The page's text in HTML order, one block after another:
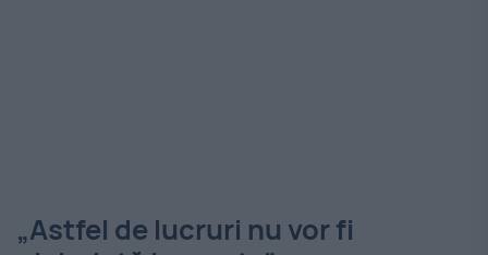
„Astfel de lucruri nu vor fi